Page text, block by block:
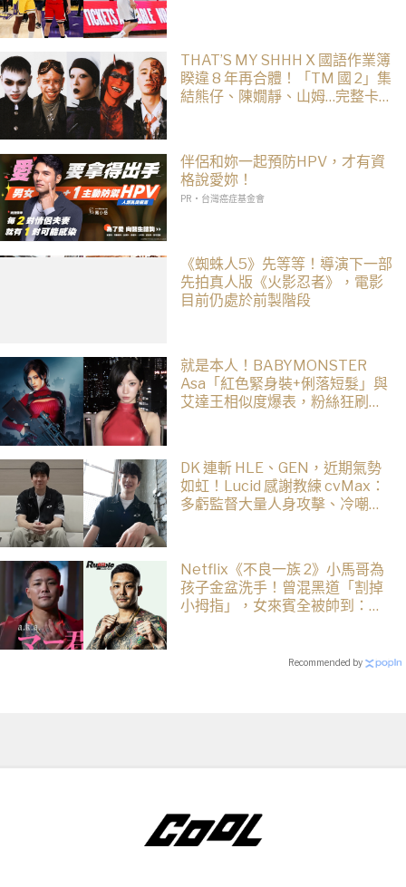
THAT’S MY SHHH X 國語作業簿
睽違 8 年再合體！「TM 國 2」集
結熊仔、陳嫺靜、山姆…完整卡
伴侶和妳一起預防HPV，才有資
格說愛妳！
PR・台灣癌症基金會
《蜘蛛人5》先等等！導演下一部
先拍真人版《火影忍者》，電影
目前仍處於前製階段
就是本人！BABYMONSTER
Asa「紅色緊身裝+俐落短髮」與
艾達王相似度爆表，粉絲狂刷
DK 連斬 HLE、GEN，近期氣勢
如虹！Lucid 感謝教練 cvMax：
多虧監督大量人身攻擊、冷嘲熱
Netflix《不良一族 2》小馬哥為
孩子金盆洗手！曾混黑道「割掉
小拇指」，女來賓全被帥到：超
Recommended by